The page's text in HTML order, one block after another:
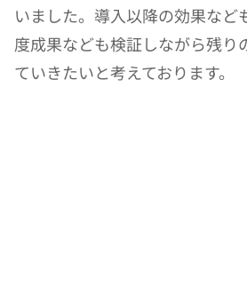
いました。導入以降の効果など
度成果なども検証しながら残り
ていきたいと考えております。